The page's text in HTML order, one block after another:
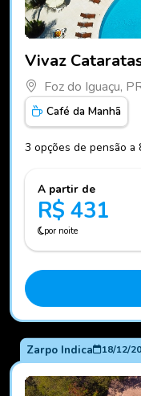
Vivaz
Foz do Iguaçu,
Café da Manhã
3 opções de pensão a
A partir de
R$ 431
por noite
Zarpo Indica 18/12/